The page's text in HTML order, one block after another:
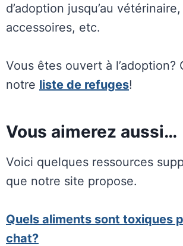
d’adoption jusqu’au
accessoires, etc.
Vous êtes ouvert à l’adoption?
notre liste de refuges!
Vous aimerez aussi…
Voici quelques ressources
que notre site propose.
Quels aliments sont toxiques
chat?